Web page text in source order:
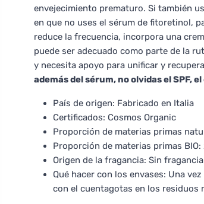
envejecimiento prematuro. Si también
en que no uses el sérum de fitoretinol,
reduce la frecuencia, incorpora una
puede ser adecuado como parte de la
y necesita apoyo para unificar y
además del sérum, no olvidas el SPF,
País de origen: Fabricado en Italia
Certificados: Cosmos Organic
Proporción de materias primas
Proporción de materias primas BIO:
Origen de la fragancia: Sin
Qué hacer con los envases: Una
con el cuentagotas en los residuos